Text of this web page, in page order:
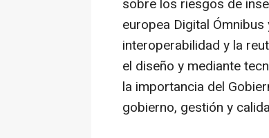
sobre los riesgos de
europea Digital
interoperabilidad y la
el diseño y mediante
la importancia del
gobierno, gestión y